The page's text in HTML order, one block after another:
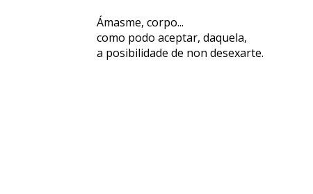
Ámasme, corpo...
como podo aceptar, daquela,
a posibilidade de non desexarte.